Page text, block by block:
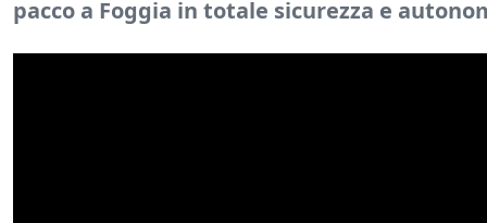
pacco a Foggia in totale sicurezza e